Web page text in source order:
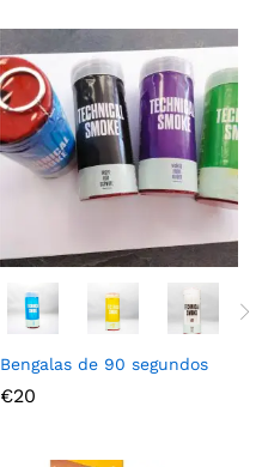
Bengalas de 90 segundos
€20